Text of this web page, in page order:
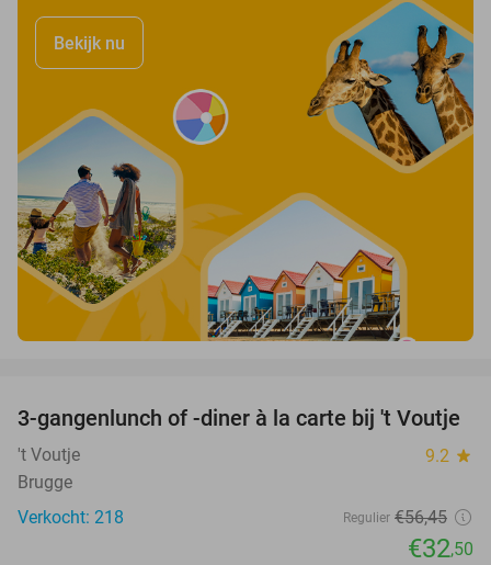
Bekijk nu
42%
3-gangenlunch of -diner à la carte bij 't Voutje
't Voutje 9.2 star
Brugge
Verkocht: 218
Regulier €56,45
€32,50